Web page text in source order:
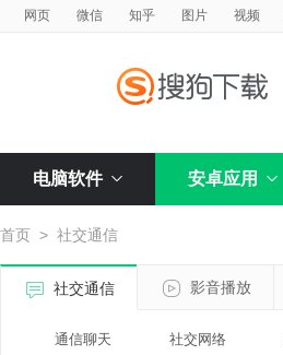
网页 微信 知乎 图片 视频
电脑软件 安卓应用
首页 > 社交通信
社交通信 影音播放
通信聊天 社交网络